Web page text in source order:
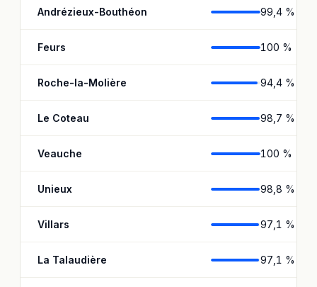
Andrézieux-Bouthéon 99,4 %
Feurs 100 %
Roche-la-Molière 94,4 %
Le Coteau 98,7 %
Veauche 100 %
Unieux 98,8 %
Villars 97,1 %
La Talaudière 97,1 %